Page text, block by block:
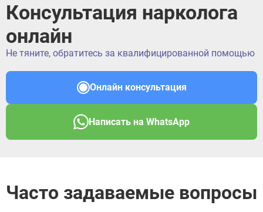
Консультация нарколога
онлайн
Не тяните, обратитесь за квалифицированной помощью
Онлайн консультация
Написать на WhatsApp
Часто задаваемые вопросы